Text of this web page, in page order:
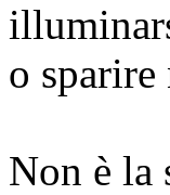
o
Non è la